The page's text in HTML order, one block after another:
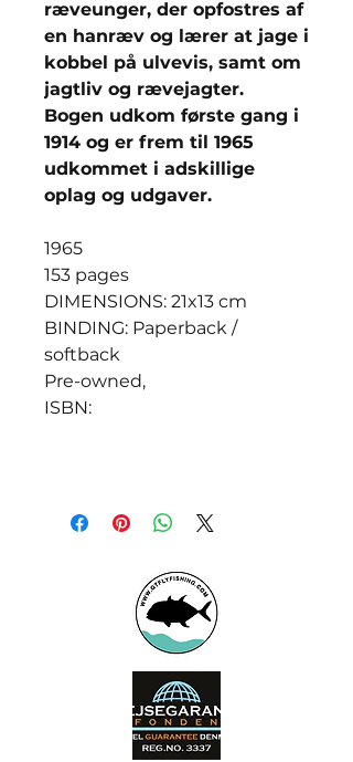
ræveunger, der opfostres af
en hanræv og lærer at jage i
kobbel på ulvevis, samt om
jagtliv og rævejagter.
Bogen udkom første gang i
1914 og er frem til 1965
udkommet i adskillige
oplag og udgaver.
1965
153 pages
DIMENSIONS: 21x13 cm
BINDING: Paperback /
softback
Pre-owned,
ISBN: